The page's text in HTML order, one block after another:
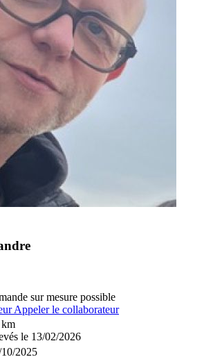
sur mesure possible
Appeler le collaborateur
km
le 13/02/2026
2025